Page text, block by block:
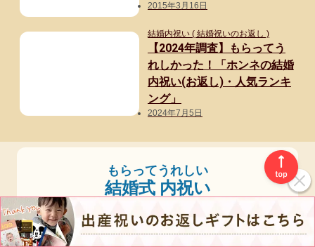
2015年3月16日
結婚内祝い ( 結婚祝いのお返し )
【2024年調査】もらってう
れしかった！「ホンネの結婚
内祝い(お返し)・人気ランキ
ング」
2024年7月5日
もらってうれしい
結婚式 内祝い